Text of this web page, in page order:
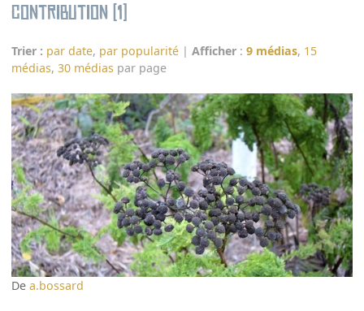
Contribution (1)
Trier : par date, par popularité |Afficher :9 médias, 15
médias,30 médias par page
Dea.bossard